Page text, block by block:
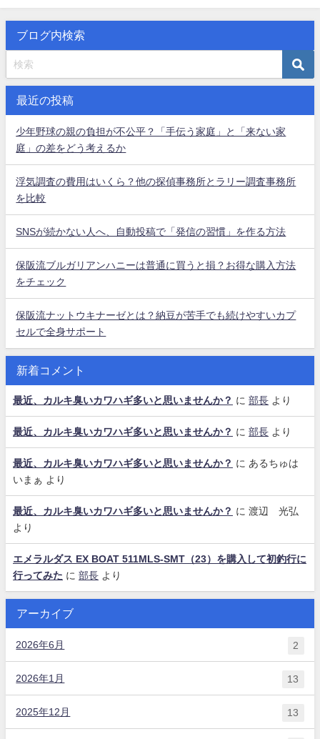
ブログ内検索
最近の投稿
少年野球の親の負担が不公平？「手伝う家庭」と「来ない家
庭」の差をどう考えるか
浮気調査の費用はいくら？他の探偵事務所とラリー調査事務所
を比較
SNSが続かない人へ、自動投稿で「発信の習慣」を作る方法
保阪流ブルガリアンハニーは普通に買うと損？お得な購入方法
をチェック
保阪流ナットウキナーゼとは？納豆が苦手でも続けやすいカプ
セルで全身サポート
新着コメント
最近、カルキ臭いカワハギ多いと思いませんか？ に 部長 より
最近、カルキ臭いカワハギ多いと思いませんか？ に 部長 より
最近、カルキ臭いカワハギ多いと思いませんか？ に あるちゅは
いまぁ より
最近、カルキ臭いカワハギ多いと思いませんか？ に 渡辺 光弘
より
エメラルダス EX BOAT 511MLS-SMT（23）を購入して初釣行に
行ってみた に 部長 より
アーカイブ
2026年6月 2
2026年1月 13
2025年12月 13